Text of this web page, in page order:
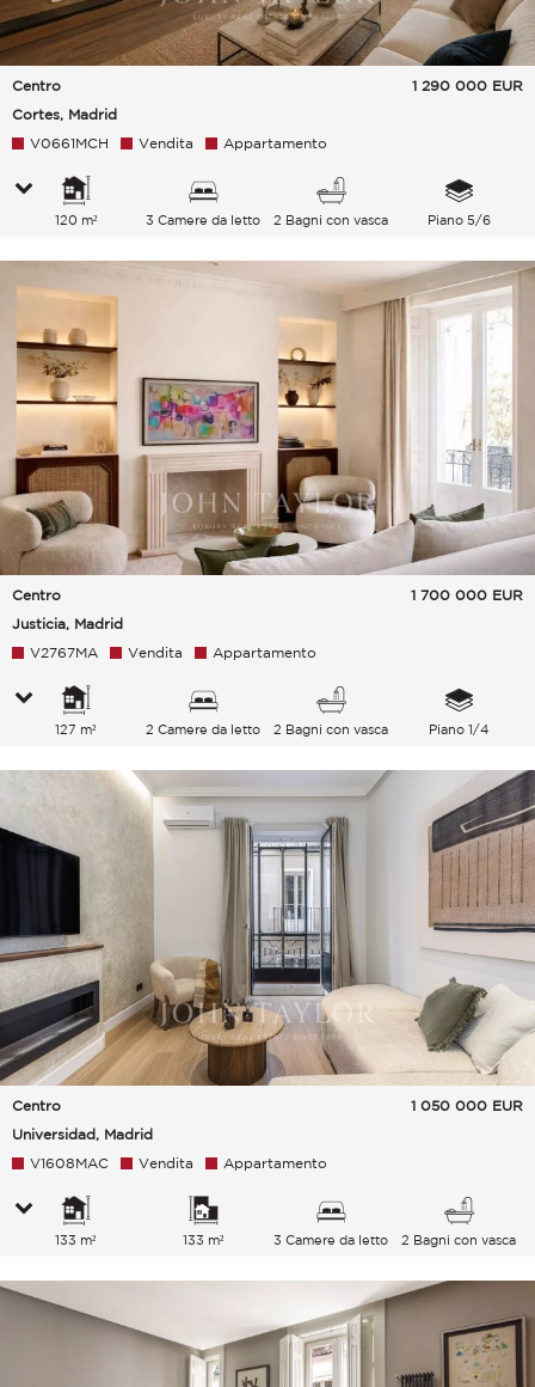
Centro
Cortes, Madrid
1 290 000 EUR
V0661MCH Vendita Appartamento
120 m² 3 Camere da letto 2 Bagni con vasca Piano 5/6
Centro
Justicia, Madrid
1 700 000 EUR
V2767MA Vendita Appartamento
127 m² 2 Camere da letto 2 Bagni con vasca Piano 1/4
Centro
Universidad, Madrid
1 050 000 EUR
V1608MAC Vendita Appartamento
133 m² 133 m² 3 Camere da letto 2 Bagni con vasca